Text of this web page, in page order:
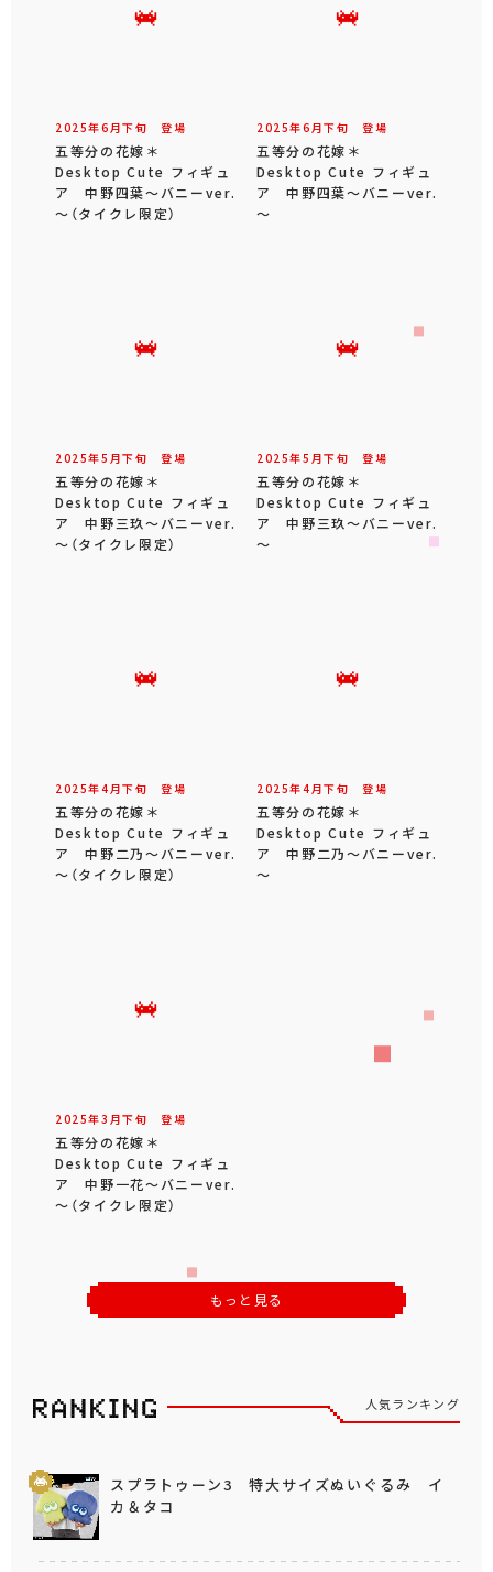
2025年6 月下旬 登場
五等分の花嫁＊
Desktop Cute フィギュ
ア 中野四葉～バニーver.
～（タイクレ限定）
2025年6 月下旬 登場
五等分の花嫁＊
Desktop Cute フィギュ
ア 中野四葉～バニーver.
～
2025年5 月下旬 登場
五等分の花嫁＊
Desktop Cute フィギュ
ア 中野三玖～バニーver.
～（タイクレ限定）
2025年5 月下旬 登場
五等分の花嫁＊
Desktop Cute フィギュ
ア 中野三玖～バニーver.
～
2025年4 月下旬 登場
五等分の花嫁＊
Desktop Cute フィギュ
ア 中野二乃～バニーver.
～（タイクレ限定）
2025年4 月下旬 登場
五等分の花嫁＊
Desktop Cute フィギュ
ア 中野二乃～バニーver.
～
2025年3 月下旬 登場
五等分の花嫁＊
Desktop Cute フィギュ
ア 中野一花～バニーver.
～（タイクレ限定）
もっと見る
人気ランキング
スプラトゥーン3 特大サイズぬいぐるみ イ
カ＆タコ